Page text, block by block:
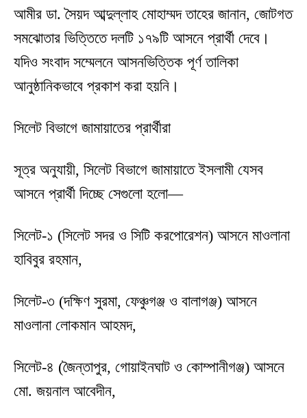
আমীর ডা. সৈয়দ আব্দুল্লাহ মোহাম্মদ তাহের জানান, জোটগত
সমঝোতার ভিত্তিতে দলটি ১৭৯টি আসনে প্রার্থী দেবে।
যদিও সংবাদ সম্মেলনে আসনভিত্তিক পূর্ণ তালিকা
আনুষ্ঠানিকভাবে প্রকাশ করা হয়নি।
সিলেট বিভাগে জামায়াতের প্রার্থীরা
সূত্র অনুযায়ী, সিলেট বিভাগে জামায়াতে ইসলামী যেসব
আসনে প্রার্থী দিচ্ছে সেগুলো হলো—
সিলেট-১ (সিলেট সদর ও সিটি করপোরেশন) আসনে মাওলানা
হাবিবুর রহমান,
সিলেট-৩ (দক্ষিণ সুরমা, ফেঞ্চুগঞ্জ ও বালাগঞ্জ) আসনে
মাওলানা লোকমান আহমদ,
সিলেট-৪ (জৈন্তাপুর, গোয়াইনঘাট ও কোম্পানীগঞ্জ) আসনে
মো. জয়নাল আবেদীন,